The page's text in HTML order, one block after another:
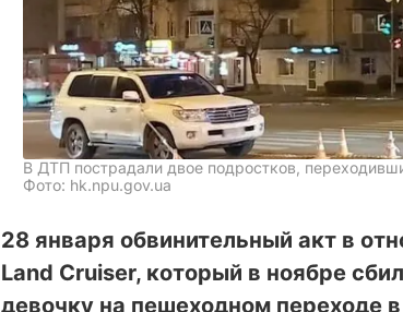
В ДТП пострадали двое подростков,
Фото: hk.npu.gov.ua
28 января обвинительный акт в
Land Cruiser, который в ноябре
девочку на пешеходном переходе